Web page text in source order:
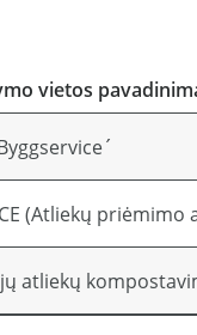
vietos
(Atliekų
atliekų